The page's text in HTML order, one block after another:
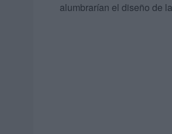
alumbrarían el diseño de